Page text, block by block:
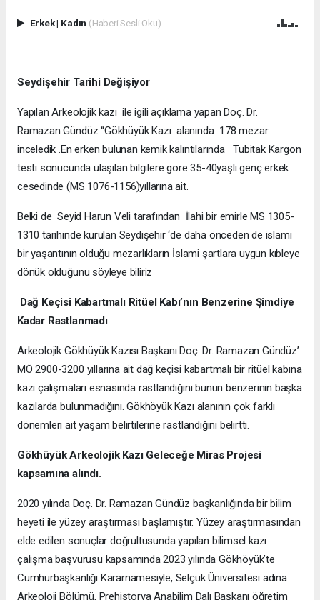
Erkek| Kadın (Haberi Sesli Oku)
Seydişehir Tarihi Değişiyor
Yapılan Arkeolojik kazı ile igili açıklama yapan Doç. Dr.
Ramazan Gündüz “Gökhüyük Kazı alanında 178 mezar
inceledik .En erken bulunan kemik kalıntılarında Tubitak Kargon
testi sonucunda ulaşılan bilgilere göre 35-40yaşlı genç erkek
cesedinde (MS 1076-1156)yıllarına ait.
Belki de Seyid Harun Veli tarafından İlahi bir emirle MS 1305-
1310 tarihinde kurulan Seydişehir ‘de daha önceden de islami
bir yaşantının olduğu mezarlıkların İslami şartlara uygun kıbleye
dönük olduğunu söyleye biliriz
Dağ Keçisi Kabartmalı Ritüel Kabı’nın Benzerine Şimdiye
Kadar Rastlanmadı
Arkeolojik Gökhüyük Kazısı Başkanı Doç. Dr. Ramazan Gündüz’
MÖ 2900-3200 yıllarına ait dağ keçisi kabartmalı bir ritüel kabına
kazı çalışmaları esnasında rastlandığını bunun benzerinin başka
kazılarda bulunmadığını. Gökhöyük Kazı alanının çok farklı
dönemleri ait yaşam belirtilerine rastlandığını belirtti.
Gökhüyük Arkeolojik Kazı Geleceğe Miras Projesi
kapsamına alındı.
2020 yılında Doç. Dr. Ramazan Gündüz başkanlığında bir bilim
heyeti ile yüzey araştırması başlamıştır. Yüzey araştırmasından
elde edilen sonuçlar doğrultusunda yapılan bilimsel kazı
çalışma başvurusu kapsamında 2023 yılında Gökhöyük’te
Cumhurbaşkanlığı Kararnamesiyle, Selçuk Üniversitesi adına
Arkeoloji Bölümü, Prehistorya Anabilim Dalı Başkanı öğretim